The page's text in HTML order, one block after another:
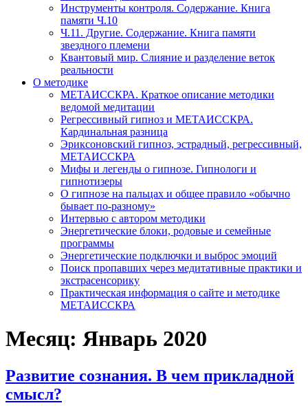
Инструменты контроля. Содержание. Книга
памяти Ч.10
Ч.11. Другие. Содержание. Книга памяти
звездного племени
Квантовый мир. Слияние и разделение веток
реальности
О методике
МЕТАИССКРА. Краткое описание методики
ведомой медитации
Регрессивный гипноз и МЕТАИССКРА.
Кардинальная разница
Эриксоновский гипноз, эстрадный, регрессивный,
МЕТАИССКРА
Мифы и легенды о гипнозе. Гипнологи и
гипнотизеры
О гипнозе на пальцах и общее правило «обычно
бывает по-разному»
Интервью с автором методики
Энергетические блоки, родовые и семейные
программы
Энергетические подключки и выброс эмоций
Поиск пропавших через медитативные практики и
экстрасенсорику
Практическая информация о сайте и методике
МЕТАИССКРА
Месяц: Январь 2020
Развитие сознания. В чем прикладной
смысл?